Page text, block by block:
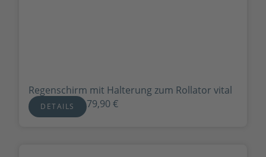
Regenschirm mit Halterung zum Rollator vital
DETAILS 79,90€